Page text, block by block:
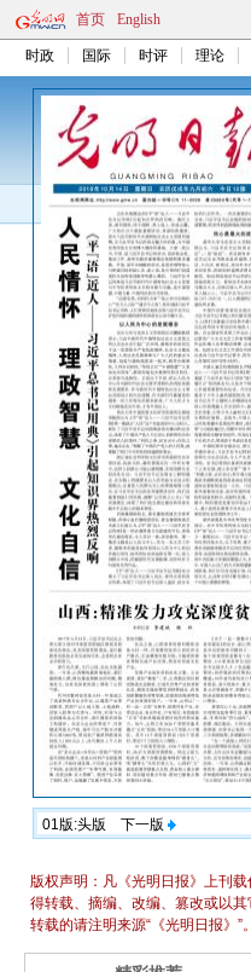
首页 English
时政 国际 时评 理论
01版:头版 下一版